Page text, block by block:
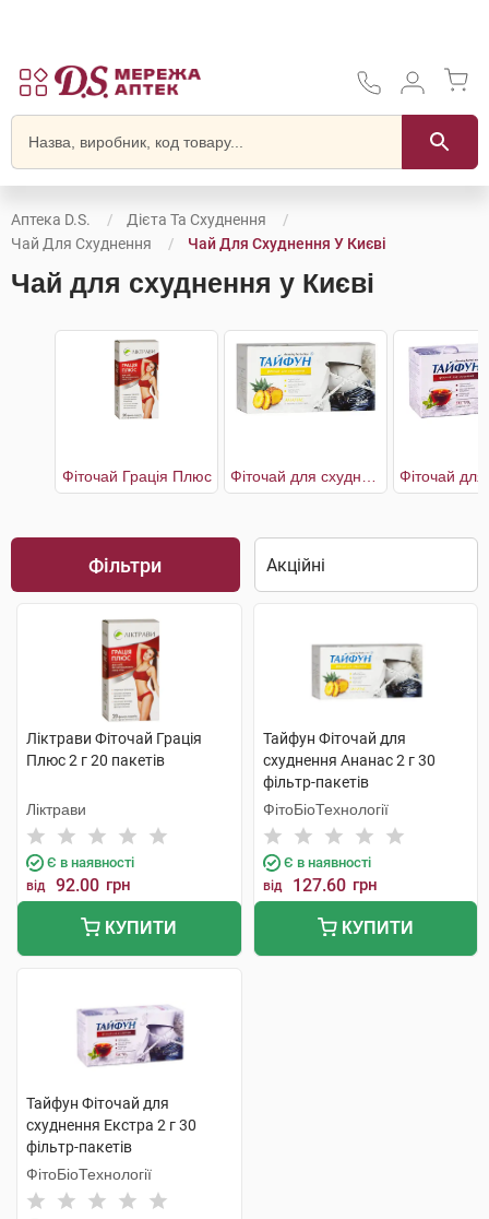
Аптека D.S.
Дієта Та Схуднення
Чай Для Схуднення
Чай Для Схуднення У Києві
Чай для схуднення у Києві
Фіточай Грація Плюс
Фільтри
Ліктрави Фіточай Грація
Плюс 2 г 20 пакетів
Ліктрави
Є в наявності
від 92.00 грн
КУПИТИ
Тайфун Фіточай для
схуднення Ананас 2 г 30
фільтр-пакетів
ФітоБіоТехнології
Є в наявності
від 127.60 грн
КУПИТИ
Тайфун Фіточай для
схуднення Екстра 2 г 30
фільтр-пакетів
ФітоБіоТехнології